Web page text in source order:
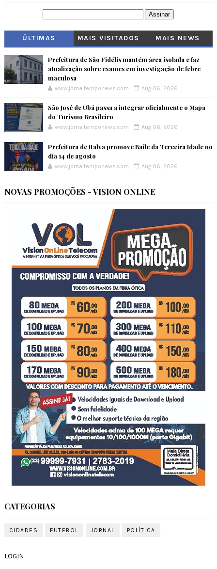
ÚLTIMAS MAIS VISITADOS MAIS NEWS
Prefeitura de São Fidélis mantém área isolada e faz
atualização sobre exames em investigação de febre
maculosa
www.jornaltemponews.com Aug 06, 2026
São José de Ubá passa a integrar oficialmente o Mapa
do Turismo Brasileiro
www.jornaltemponews.com Aug 06, 2026
Prefeitura de Italva promove Baile da Terceira Idade no
dia 14 de agosto
www.jornaltemponews.com Aug 06, 2026
NOVAS PROMOÇÕES - VISION ONLINE
CATEGORIAS
CIDADES FUTEBOL JORNAL POLÍTICA
LOGIN